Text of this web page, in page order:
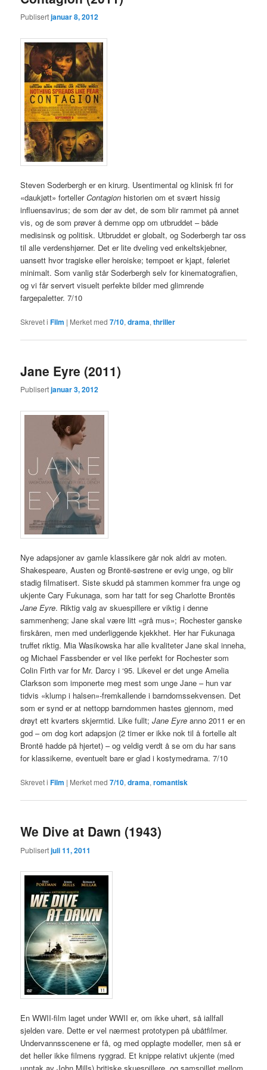
Publisertjanuar 8, 2012
Steven Soderbergh er en kirurg. Usentimental og klinisk fri for
«daukjøtt» fortellerContagion historien om et svært hissig
influensavirus; de som dør av det, de som blir rammet på annet
vis, og de som prøver å demme opp om utbruddet – både
medisinsk og politisk. Utbruddet er globalt, og Soderbergh tar oss
til alle verdenshjørner. Det er lite dveling ved enkeltskjebner,
uansett hvor tragiske eller heroiske; tempoet er kjapt, føleriet
minimalt. Som vanlig står Soderbergh selv for kinematografien,
og vi får servert visuelt perfekte bilder med glimrende
fargepaletter. 7/10
Skrevet i Film | Merket med 7/10,drama,thriller
Jane Eyre (2011)
Publisertjanuar 3, 2012
Nye adapsjoner av gamle klassikere går nok aldri av moten.
Shakespeare, Austen og Brontë-søstrene er evig unge, og blir
stadig filmatisert. Siste skudd på stammen kommer fra unge og
ukjente Cary Fukunaga, som har tatt for seg Charlotte Brontës
Jane Eyre. Riktig valg av skuespillere er viktig i denne
sammenheng; Jane skal være litt «grå mus»; Rochester ganske
firskåren, men med underliggende kjekkhet. Her har Fukunaga
truffet riktig. Mia Wasikowska har alle kvaliteter Jane skal inneha,
og Michael Fassbender er vel like perfekt for Rochester som
Colin Firth var for Mr. Darcy i ‘95. Likevel er det unge Amelia
Clarkson som imponerte meg mest som unge Jane – hun var
tidvis «klump i halsen»-fremkallende i barndomssekvensen. Det
som er synd er at nettopp barndommen hastes gjennom, med
drøyt ett kvarters skjermtid. Like fullt;Jane Eyre anno 2011 er en
god – om dog kort adapsjon (2 timer er ikke nok til å fortelle alt
Brontë hadde på hjertet) – og veldig verdt å se om du har sans
for klassikerne, eventuelt bare er glad i kostymedrama. 7/10
Skrevet i Film | Merket med 7/10,drama,romantisk
We Dive at Dawn (1943)
Publisertjuli 11, 2011
En WWII-film laget under WWII er, om ikke uhørt, så iallfall
sjelden vare. Dette er vel nærmest prototypen på ubåtfilmer.
Undervannsscenene er få, og med opplagte modeller, men så er
det heller ikke filmens ryggrad. Et knippe relativt ukjente (med